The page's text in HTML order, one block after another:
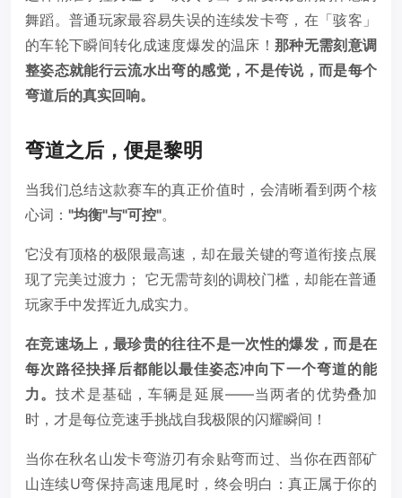
舞蹈。普通玩家最容易失误的连续发卡弯，在「骇客」
的车轮下瞬间转化成速度爆发的温床！ 那种无需刻意调
整姿态就能行云流水出弯的感觉，不是传说，而是每个
弯道后的真实回响。
弯道之后，便是黎明
当我们总结这款赛车的真正价值时，会清晰看到两个核
心词： "均衡"与"可控"。
它没有顶格的极限最高速，却在最关键的弯道衔接点展
现了完美过渡力； 它无需苛刻的调校门槛，却能在普通
玩家手中发挥近九成实力。
在竞速场上，最珍贵的往往不是一次性的爆发，而是在
每次路径抉择后都能以最佳姿态冲向下一个弯道的能
力。技术是基础，车辆是延展——当两者的优势叠加
时，才是每位竞速手挑战自我极限的闪耀瞬间！
当你在秋名山发卡弯游刃有余贴弯而过、当你在西部矿
山连续U弯保持高速甩尾时，终会明白：真正属于你的